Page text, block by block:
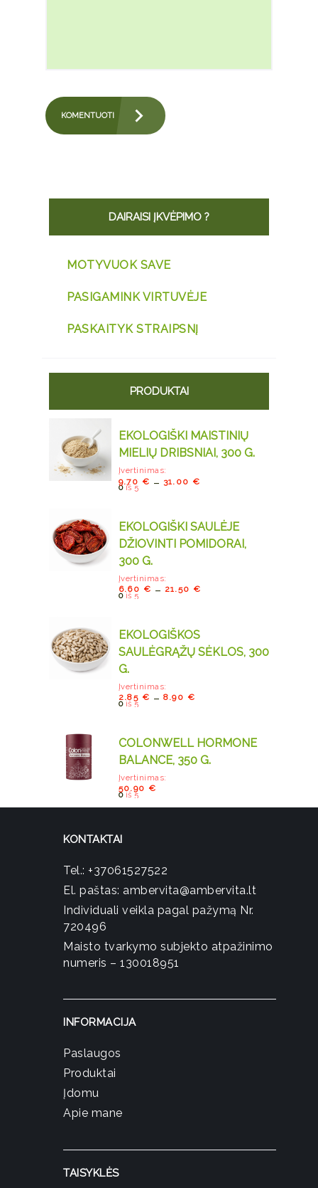
DAIRAISI ĮKVĖPIMO ?
MOTYVUOK SAVE
PASIGAMINK VIRTUVĖJE
PASKAITYK STRAIPSNĮ
PRODUKTAI
EKOLOGIŠKI MAISTINIŲ
MIELIŲ DRIBSNIAI, 300 G.
Įvertinimas:
0iš 5
9.70 € – 31.00 €
EKOLOGIŠKI SAULĖJE
DŽIOVINTI POMIDORAI,
300 G.
Įvertinimas:
0iš 5
6.60 € – 21.50 €
EKOLOGIŠKOS
SAULĖGRĄŽŲ SĖKLOS, 300
G.
Įvertinimas:
0iš 5
2.85 € – 8.90 €
COLONWELL HORMONE
BALANCE, 350 G.
Įvertinimas:
0iš 5
50.90 €
KONTAKTAI
Tel.: +37061527522
El. paštas: ambervita@ambervita.lt
Individuali veikla pagal pažymą Nr.
720496
Maisto tvarkymo subjekto atpažinimo
numeris – 130018951
INFORMACIJA
Paslaugos
Produktai
Įdomu
Apie mane
TAISYKLĖS